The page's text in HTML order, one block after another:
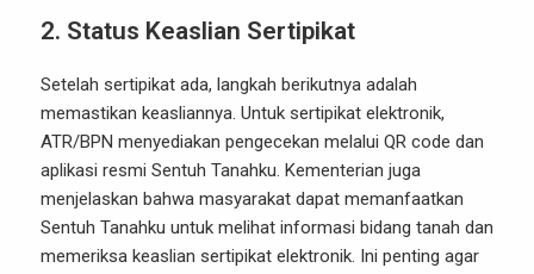
2. Status Keaslian Sertipikat
Setelah sertipikat ada, langkah berikutnya adalah
memastikan keasliannya. Untuk sertipikat elektronik,
ATR/BPN menyediakan pengecekan melalui QR code dan
aplikasi resmi Sentuh Tanahku. Kementerian juga
menjelaskan bahwa masyarakat dapat memanfaatkan
Sentuh Tanahku untuk melihat informasi bidang tanah dan
memeriksa keaslian sertipikat elektronik. Ini penting agar